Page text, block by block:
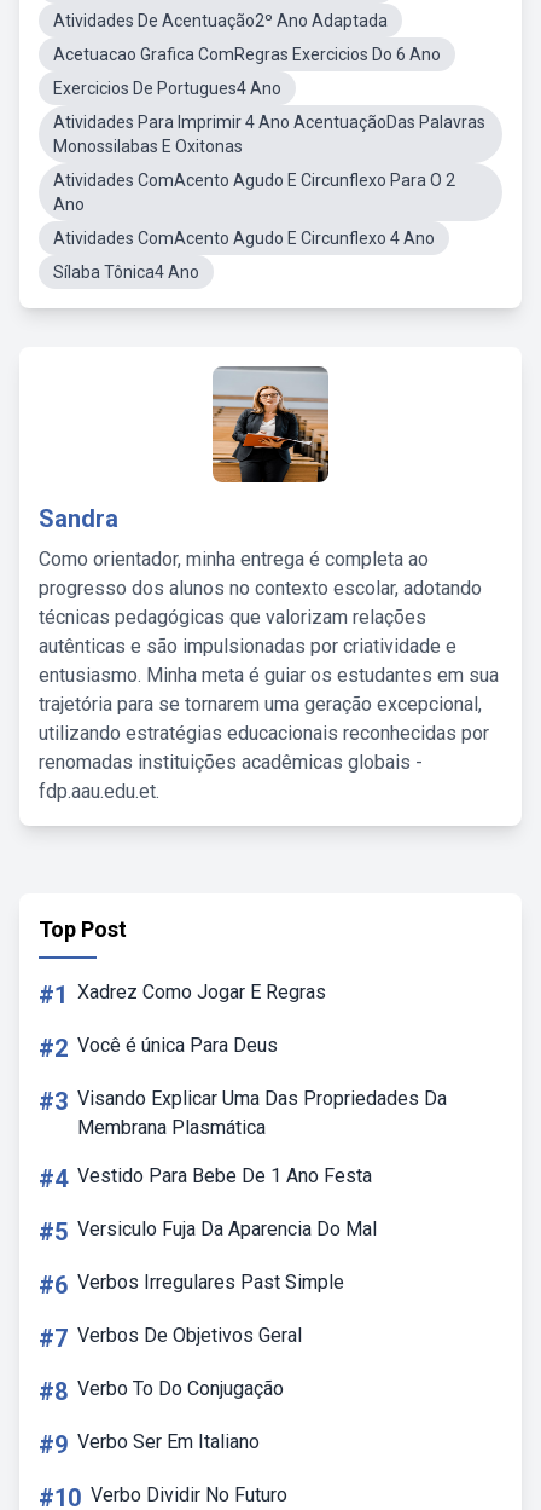
Atividades De Acentuação2º Ano Adaptada
Acetuacao Grafica ComRegras Exercicios Do 6 Ano
Exercicios De Portugues4 Ano
Atividades Para Imprimir 4 Ano AcentuaçãoDas Palavras
Monossilabas E Oxitonas
Atividades ComAcento Agudo E Circunflexo Para O 2
Ano
Atividades ComAcento Agudo E Circunflexo 4 Ano
Sílaba Tônica4 Ano
Sandra
Como orientador, minha entrega é completa ao
progresso dos alunos no contexto escolar, adotando
técnicas pedagógicas que valorizam relações
autênticas e são impulsionadas por criatividade e
entusiasmo. Minha meta é guiar os estudantes em sua
trajetória para se tornarem uma geração excepcional,
utilizando estratégias educacionais reconhecidas por
renomadas instituições acadêmicas globais -
fdp.aau.edu.et.
Top Post
#1 Xadrez Como Jogar E Regras
#2 Você é única Para Deus
#3 Visando Explicar Uma Das Propriedades Da
Membrana Plasmática
#4 Vestido Para Bebe De 1 Ano Festa
#5 Versiculo Fuja Da Aparencia Do Mal
#6 Verbos Irregulares Past Simple
#7 Verbos De Objetivos Geral
#8 Verbo To Do Conjugação
#9 Verbo Ser Em Italiano
#10 Verbo Dividir No Futuro